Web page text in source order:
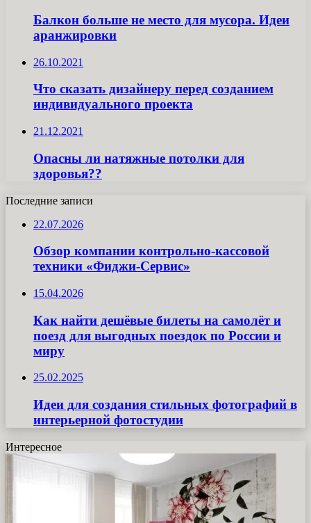
Балкон больше не место для мусора. Идеи
аранжировки
26.10.2021
Что сказать дизайнеру перед созданием
индивидуального проекта
21.12.2021
Опасны ли натяжные потолки для
здоровья??
Последние записи
22.07.2026
Обзор компании контрольно-кассовой
техники «Фиджи-Сервис»
15.04.2026
Как найти дешёвые билеты на самолёт и
поезд для выгодных поездок по России и
миру
25.02.2025
Идеи для создания стильных фотографий в
интерьерной фотостудии
Интересное